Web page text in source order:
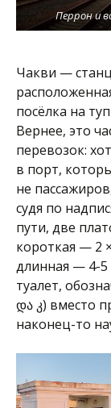
Перрон и
Чакви —
посёлка на
Вернее, это
перевозок:
в порт,
не
судя по
пути, две
короткая — 2
длинная — 4-5
туалет,
და კ) вместо
наконец-то